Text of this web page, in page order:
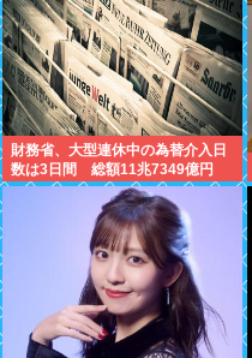
財務省、大型連休中の為替介入日
数は3日間 総額11兆7349億円